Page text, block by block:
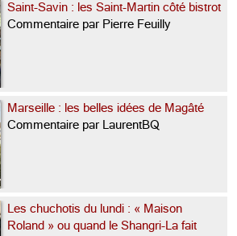
Saint-Savin : les Saint-Martin côté bistrot
Commentaire par Pierre Feuilly
Marseille : les belles idées de Magâté
Commentaire par LaurentBQ
Les chuchotis du lundi : « Maison
Roland » ou quand le Shangri-La fait